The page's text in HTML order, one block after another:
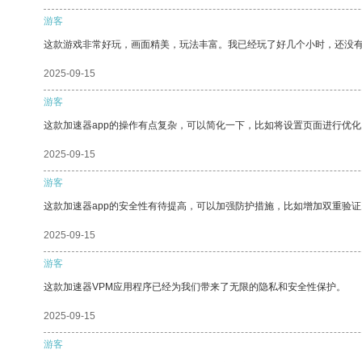
游客
这款游戏非常好玩，画面精美，玩法丰富。我已经玩了好几个小时，还没有
2025-09-15
游客
这款加速器app的操作有点复杂，可以简化一下，比如将设置页面进行优化
2025-09-15
游客
这款加速器app的安全性有待提高，可以加强防护措施，比如增加双重验证
2025-09-15
游客
这款加速器VPM应用程序已经为我们带来了无限的隐私和安全性保护。
2025-09-15
游客